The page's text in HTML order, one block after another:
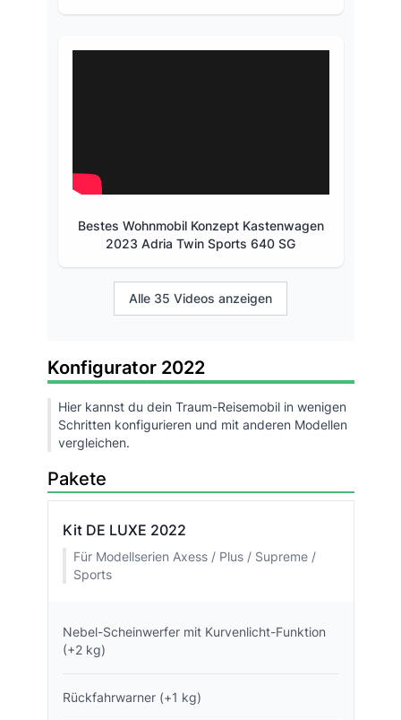
Bestes Wohnmobil Konzept Kastenwagen
2023 Adria Twin Sports 640 SG
Alle 35 Videos anzeigen
Konfigurator 2022
Hier kannst du dein Traum-Reisemobil in wenigen
Schritten konfigurieren und mit anderen Modellen
vergleichen.
Pakete
Kit DE LUXE 2022
Für Modellserien Axess / Plus / Supreme /
Sports
Nebel-Scheinwerfer mit Kurvenlicht-Funktion
(+2 kg)
Rückfahrwarner (+1 kg)